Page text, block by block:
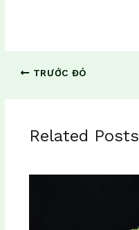
TRƯỚC ĐÓ
Related Posts